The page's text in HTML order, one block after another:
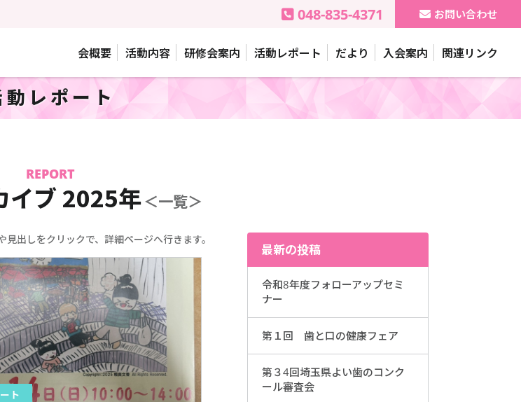
お問い合わせ
048-835-4371
会概要 活動内容 研修会案内 活動レポート だより 入会案内 関連リンク
動レポート
REPORT
イブ 2025年＜一覧＞
出しをクリックで、詳細ページへ行きます。
ト
最新の投稿
令和8年度フォローアップセミ
ナー
第１回 歯と口の健康フェア
第３4回埼玉県よい歯のコンク
ール審査会